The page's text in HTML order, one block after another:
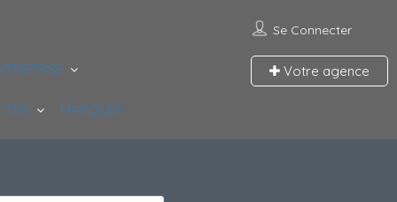
Se Connecter
Votre agence
TNS MARQUES